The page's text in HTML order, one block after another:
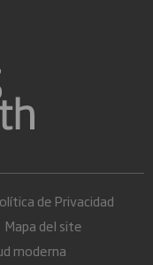
de Privacidad
Mapa del site
moderna